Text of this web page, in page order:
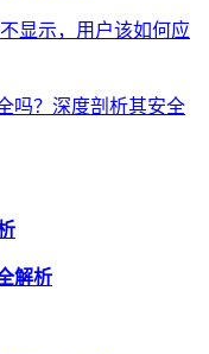
显示，用户该如何应
吗？深度剖析其安全
解析